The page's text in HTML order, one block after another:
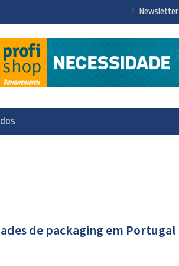
Newsletter
de packaging em Portugal